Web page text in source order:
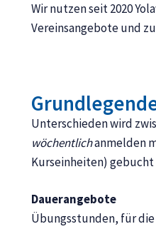
Wir nutzen seit 2020
Vereinsangebote und
Unterschieden wird
wöchentlichanmelden
Kurseinheiten) gebucht
Dauerangebote
Übungsstunden, für